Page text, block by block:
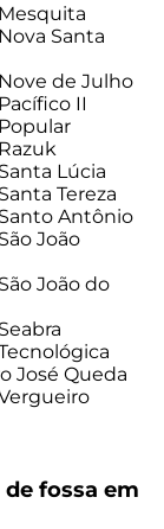
Santa
de Julho
II
Lúcia
Tereza
Antônio
João
João do
José Queda
fossa em